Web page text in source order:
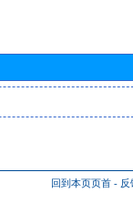
回到本页页首 - 反